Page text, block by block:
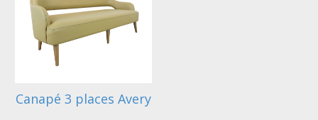
Canapé 3 places Avery